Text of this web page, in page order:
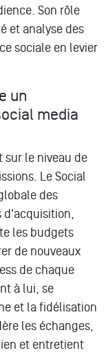
Son rôle
et analyse des
sociale en levier
un
media
sur le niveau de
Le Social
des
d'acquisition,
les budgets
de nouveaux
de chaque
à lui, se
et la fidélisation
les échanges,
et entretient